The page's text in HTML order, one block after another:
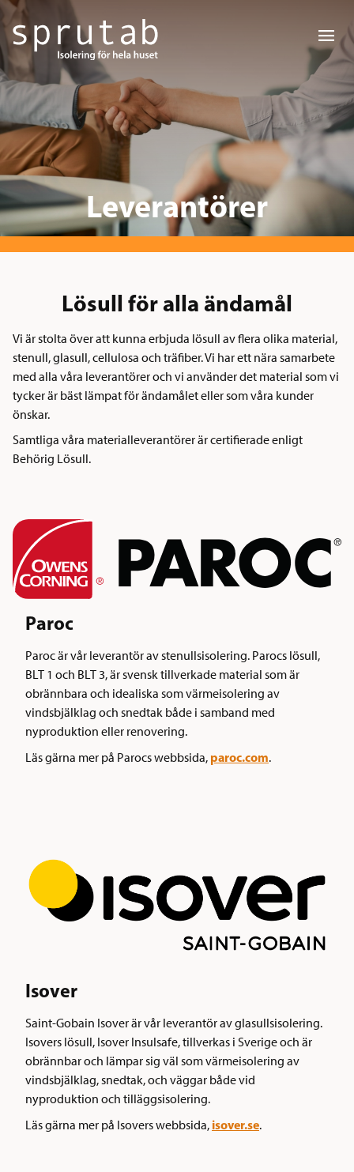
menu
Leverantörer
Lösull för alla ändamål
Vi är stolta över att kunna erbjuda lösull av flera olika material,
stenull, glasull, cellulosa och träfiber. Vi har ett nära samarbete
med alla våra leverantörer och vi använder det material som vi
tycker är bäst lämpat för ändamålet eller som våra kunder
önskar.
Samtliga våra materialleverantörer är certifierade enligt
Behörig Lösull.
Paroc
Paroc är vår leverantör av stenullsisolering. Parocs lösull,
BLT 1 och BLT 3, är svensk tillverkade material som är
obrännbara och idealiska som värmeisolering av
vindsbjälklag och snedtak både i samband med
nyproduktion eller renovering.
Läs gärna mer på Parocs webbsida, paroc.com.
Isover
Saint-Gobain Isover är vår leverantör av glasullsisolering.
Isovers lösull, Isover Insulsafe, tillverkas i Sverige och är
obrännbar och lämpar sig väl som värmeisolering av
vindsbjälklag, snedtak, och väggar både vid
nyproduktion och tilläggsisolering.
Läs gärna mer på Isovers webbsida, isover.se.